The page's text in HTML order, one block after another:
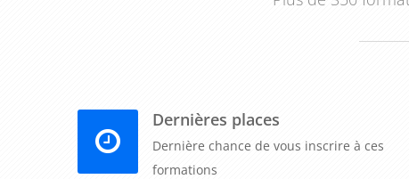
Dernières places
Dernière chance de vous inscrire à ces
formations